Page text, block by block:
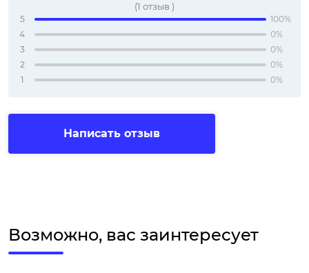
(1 отзыв )
5
100%
4
0%
3
0%
2
0%
1
0%
Написать отзыв
Возможно, вас заинтересует